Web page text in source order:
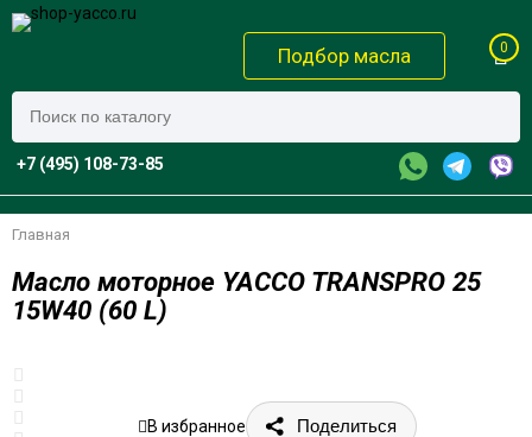
Подбор масла 0
+7 (495) 108-73-85
Главная
Масло моторное YACCO TRANSPRO 25
15W40 (60 L)
В избранное Поделиться